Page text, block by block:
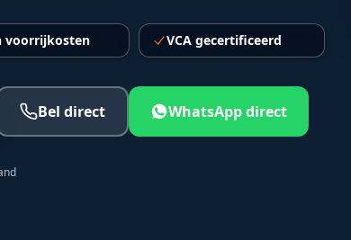
voorrijkosten VCA gecertificeerd
Bel direct WhatsApp direct